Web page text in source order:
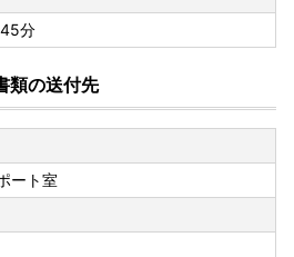
分
類の送付先
ート室